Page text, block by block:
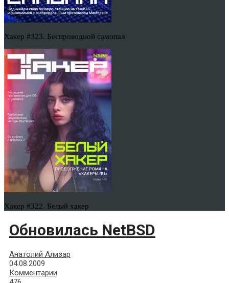
Хакер #323. Беспроводной самопал
Хакер #322. Белый хакер
Обновилась NetBSD
Анатолий Ализар
04.08.2009
Комментарии